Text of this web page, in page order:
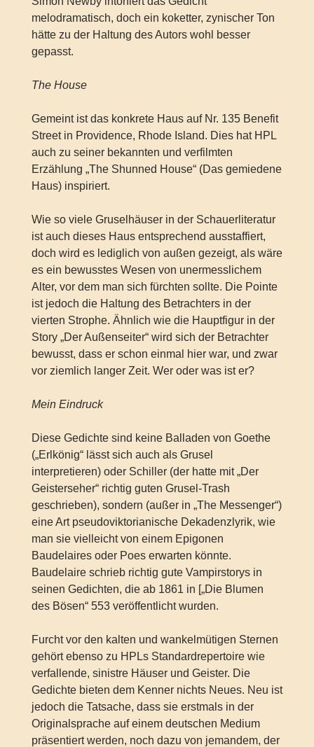
melodramatisch, doch ein koketter, zynischer Ton
hätte zu der Haltung des Autors wohl besser
gepasst.
The House
Gemeint ist das konkrete Haus auf Nr. 135 Benefit
Street in Providence, Rhode Island. Dies hat HPL
auch zu seiner bekannten und verfilmten
Erzählung „The Shunned House“ (Das gemiedene
Haus) inspiriert.
Wie so viele Gruselhäuser in der Schauerliteratur
ist auch dieses Haus entsprechend ausstaffiert,
doch wird es lediglich von außen gezeigt, als wäre
es ein bewusstes Wesen von unermesslichem
Alter, vor dem man sich fürchten sollte. Die Pointe
ist jedoch die Haltung des Betrachters in der
vierten Strophe. Ähnlich wie die Hauptfigur in der
Story „Der Außenseiter“ wird sich der Betrachter
bewusst, dass er schon einmal hier war, und zwar
vor ziemlich langer Zeit. Wer oder was ist er?
Mein Eindruck
Diese Gedichte sind keine Balladen von Goethe
(„Erlkönig“ lässt sich auch als Grusel
interpretieren) oder Schiller (der hatte mit „Der
Geisterseher“ richtig guten Grusel-Trash
geschrieben), sondern (außer in „The Messenger“)
eine Art pseudoviktorianische Dekadenzlyrik, wie
man sie vielleicht von einem Epigonen
Baudelaires oder Poes erwarten könnte.
Baudelaire schrieb richtig gute Vampirstorys in
seinen Gedichten, die ab 1861 in [„Die Blumen
des Bösen“ 553 veröffentlicht wurden.
Furcht vor den kalten und wankelmütigen Sternen
gehört ebenso zu HPLs Standardrepertoire wie
verfallende, sinistre Häuser und Geister. Die
Gedichte bieten dem Kenner nichts Neues. Neu ist
jedoch die Tatsache, dass sie erstmals in der
Originalsprache auf einem deutschen Medium
präsentiert werden, noch dazu von jemandem, der